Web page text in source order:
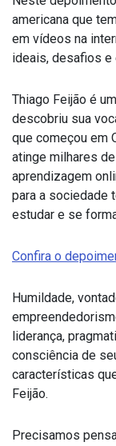
americana que
em vídeos na
ideais, desafios e
Thiago Feijão é
descobriu sua
que começou em
atinge milhares
aprendizagem
para a sociedade
estudar e se
Confira o
Humildade,
liderança,
consciência de
características
Feijão.
Precisamos